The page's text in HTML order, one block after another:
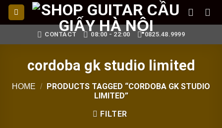
Skip
CONTACT 08:00 - 22:00 0825.48.9999
cordoba gk studio limited
HOME /
PRODUCTS TAGGED “CORDOBA GK STUDIO
LIMITED”
FILTER